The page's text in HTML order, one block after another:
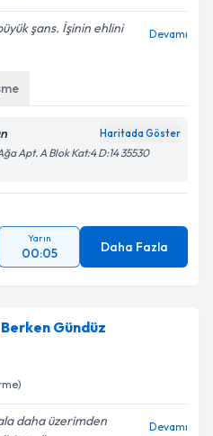
şans. İşinin ehlini
Devamı
Haritada Göster
Apt. A Blok Kat:4 D:14 35530
Yarın
00:05 Daha Fazla
Gündüz
daha üzerimden
Devamı